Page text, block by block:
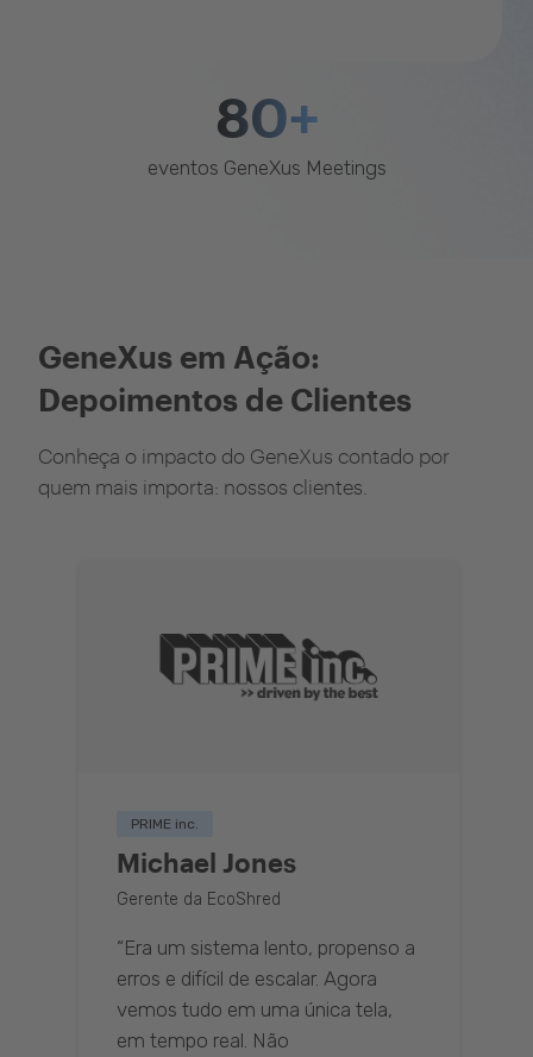
80+
eventos GeneXus Meetings
GeneXus em Ação:
Depoimentos de Clientes
Conheça o impacto do GeneXus contado por
quem mais importa: nossos clientes.
PRIME inc.
Michael Jones
Gerente da EcoShred
“Era um sistema lento, propenso a
erros e difícil de escalar. Agora
vemos tudo em uma única tela,
em tempo real. Não